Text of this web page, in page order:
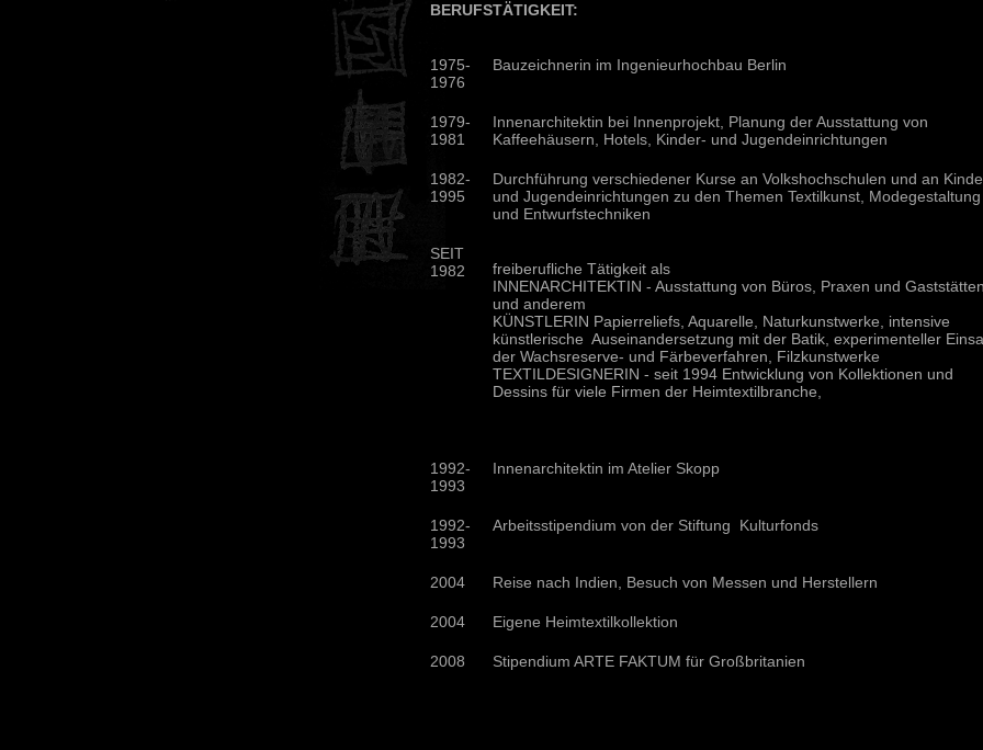
BERUFSTÄTIGKEIT:
1975-
1976
Bauzeichnerin im Ingenieurhochbau Berlin
1979-
1981
Innenarchitektin bei Innenprojekt, Planung der Ausstattung von
Kaffeehäusern, Hotels, Kinder- und Jugendeinrichtungen
1982-
1995
Durchführung verschiedener Kurse an Volkshochschulen und an
und Jugendeinrichtungen zu den Themen Textilkunst, Modegestaltung
und Entwurfstechniken
SEIT
1982
freiberufliche Tätigkeit als
INNENARCHITEKTIN - Ausstattung von Büros, Praxen und
und anderem
KÜNSTLERIN Papierreliefs, Aquarelle, Naturkunstwerke, intensive
künstlerische Auseinandersetzung mit der Batik, experimenteller
der Wachsreserve- und Färbeverfahren, Filzkunstwerke
TEXTILDESIGNERIN - seit 1994 Entwicklung von Kollektionen und
Dessins für viele Firmen der Heimtextilbranche,
1992-
1993
Innenarchitektin im Atelier Skopp
1992-
1993
Arbeitsstipendium von der Stiftung Kulturfonds
2004 Reise nach Indien, Besuch von Messen und Herstellern
2004 Eigene Heimtextilkollektion
2008 Stipendium ARTE FAKTUM für Großbritanien